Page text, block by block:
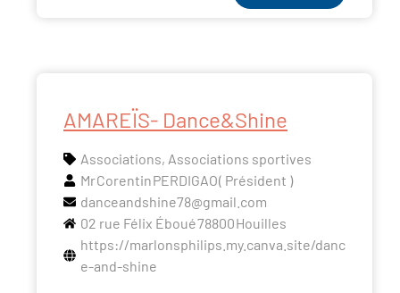
AMAREÏS- Dance&Shine
Associations, Associations sportives
MrCorentinPERDIGAO( Président )
danceandshine78@gmail.com
02 rue Félix Éboué78800Houilles
https://marlonsphilips.my.canva.site/danc
e-and-shine